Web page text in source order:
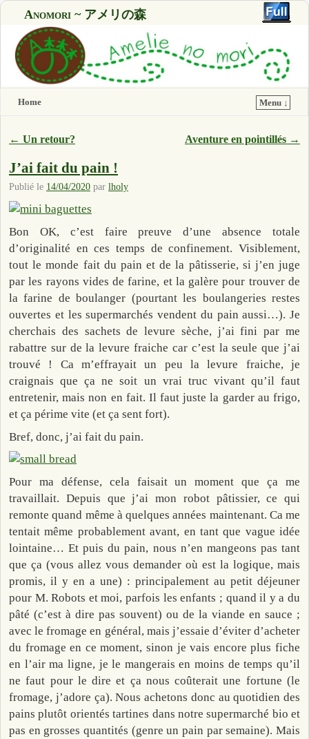
Anomori ~ アメリの森
Home Menu ↓
Navigation des articles
← Un retour? Aventure en pointillés →
J’ai fait du pain !
Publié le 14/04/2020 par lholy
Bon OK, c’est faire preuve d’une absence totale
d’originalité en ces temps de confinement. Visiblement,
tout le monde fait du pain et de la pâtisserie, si j’en juge
par les rayons vides de farine, et la galère pour trouver de
la farine de boulanger (pourtant les boulangeries restes
ouvertes et les supermarchés vendent du pain aussi…). Je
cherchais des sachets de levure sèche, j’ai fini par me
rabattre sur de la levure fraiche car c’est la seule que j’ai
trouvé ! Ca m’effrayait un peu la levure fraiche, je
craignais que ça ne soit un vrai truc vivant qu’il faut
entretenir, mais non en fait. Il faut juste la garder au frigo,
et ça périme vite (et ça sent fort).
Bref, donc, j’ai fait du pain.
Pour ma défense, cela faisait un moment que ça me
travaillait. Depuis que j’ai mon robot pâtissier, ce qui
remonte quand même à quelques années maintenant. Ca me
tentait même probablement avant, en tant que vague idée
lointaine… Et puis du pain, nous n’en mangeons pas tant
que ça (vous allez vous demander où est la logique, mais
promis, il y en a une) : principalement au petit déjeuner
pour M. Robots et moi, parfois les enfants ; quand il y a du
pâté (c’est à dire pas souvent) ou de la viande en sauce ;
avec le fromage en général, mais j’essaie d’éviter d’acheter
du fromage en ce moment, sinon je vais encore plus fiche
en l’air ma ligne, je le mangerais en moins de temps qu’il
ne faut pour le dire et ça nous coûterait une fortune (le
fromage, j’adore ça). Nous achetons donc au quotidien des
pains plutôt orientés tartines dans notre supermarché bio et
pas en grosses quantités (genre un pain par semaine). Mais